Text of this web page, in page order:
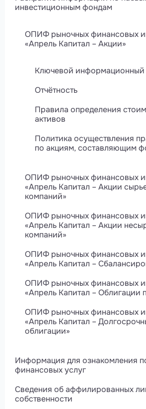
инвестиционным фондам
ОПИФ рыночных финансовых
«Апрель Капитал – Акции»
Ключевой информационный
Отчётность
Правила определения
активов
Политика осуществления
по акциям, составляющим
ОПИФ рыночных финансовых
«Апрель Капитал – Акции
компаний»
ОПИФ рыночных финансовых
«Апрель Капитал – Акции
компаний»
ОПИФ рыночных финансовых
«Апрель Капитал –
ОПИФ рыночных финансовых
«Апрель Капитал – Облигации
ОПИФ рыночных финансовых
«Апрель Капитал –
облигации»
Информация для ознакомления
финансовых услуг
Сведения об аффилированных
собственности